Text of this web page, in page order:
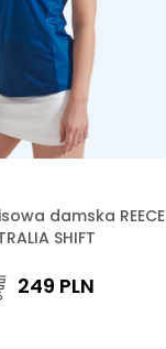
damska REECE
SHIFT
249 PLN